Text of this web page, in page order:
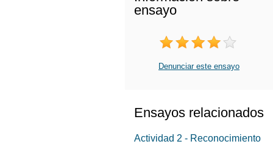
ensayo
Denunciar este ensayo
Ensayos relacionados
Actividad 2 - Reconocimiento